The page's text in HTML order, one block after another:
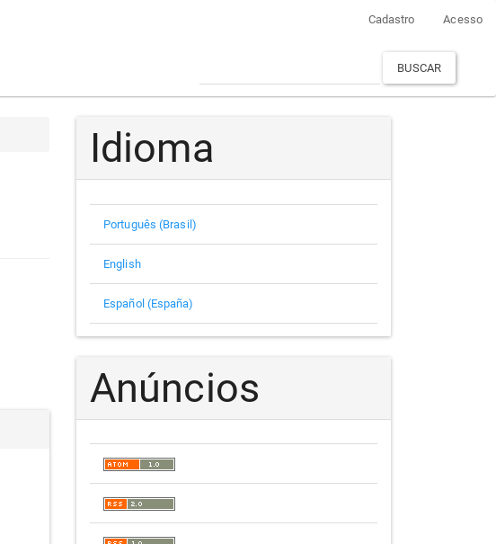
Cadastro Acesso
BUSCAR
Idioma
Português (Brasil)
English
Español (España)
Anúncios